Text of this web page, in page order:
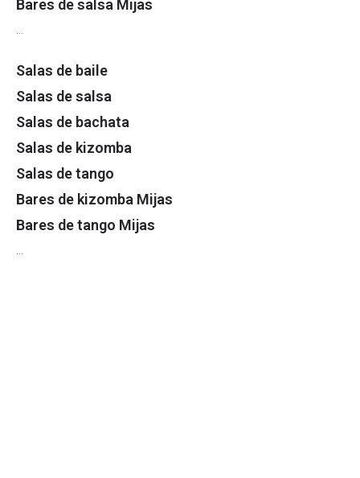
Bares de salsa Mijas
Salas de baile
Salas de salsa
Salas de bachata
Salas de kizomba
Salas de tango
Bares de kizomba Mijas
Bares de tango Mijas